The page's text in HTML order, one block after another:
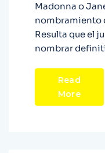
Madonna o
nombramiento
Resulta que el
nombrar
Read
More